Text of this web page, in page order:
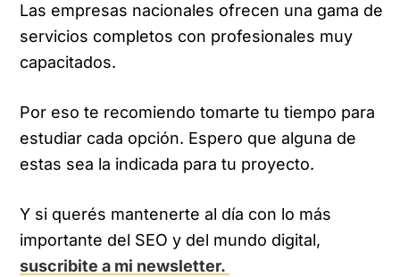
Las empresas nacionales ofrecen una gama de
servicios completos con profesionales muy
capacitados.
Por eso te recomiendo tomarte tu tiempo para
estudiar cada opción. Espero que alguna de
estas sea la indicada para tu proyecto.
Y si querés mantenerte al día con lo más
importante del SEO y del mundo digital,
suscribite a mi newsletter.